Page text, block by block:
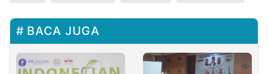
BACA JUGA